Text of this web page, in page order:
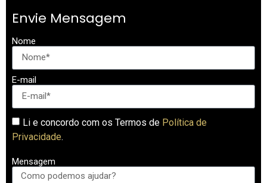
Envie Mensagem
Nome
E-mail
Li e concordo com os Termos de Política de
Privacidade.
Mensagem